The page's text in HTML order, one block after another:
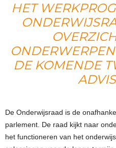
HET
DE KOMENDE
De Onderwijsraad is de
parlement. De raad kijkt naar
het functioneren van het